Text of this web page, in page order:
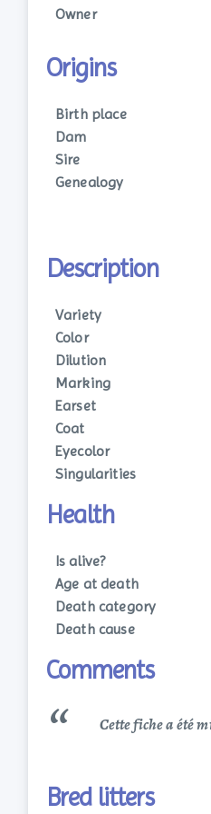
Owner
Origins
Birth place
Dam
Sire
Genealogy
Description
Variety
Color
Dilution
Marking
Earset
Coat
Eyecolor
Singularities
Health
Is alive?
Age at death
Death category
Death cause
Comments
Cette fiche a été
Bred litters